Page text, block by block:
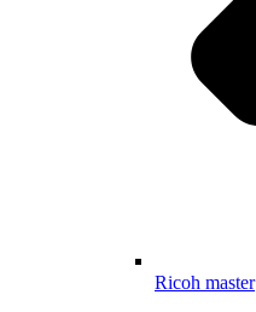
Ricoh master